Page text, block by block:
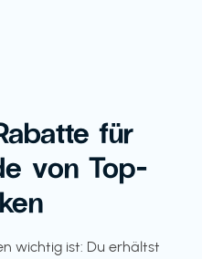
für
von Top-
wichtig ist: Du erhältst